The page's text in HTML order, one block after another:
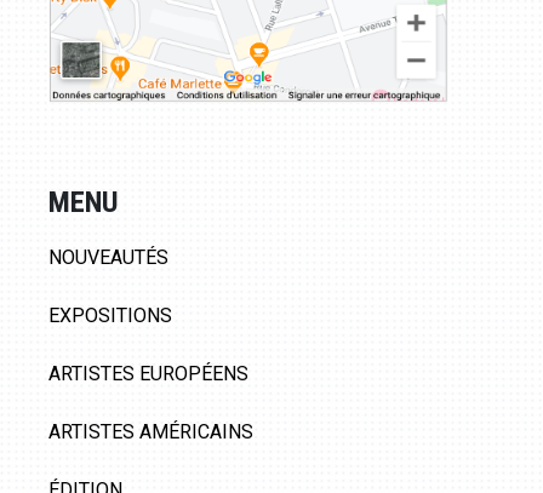
MENU
NOUVEAUTÉS
EXPOSITIONS
ARTISTES EUROPÉENS
ARTISTES AMÉRICAINS